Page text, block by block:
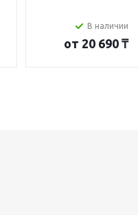
В наличии
от 20 690 ₸